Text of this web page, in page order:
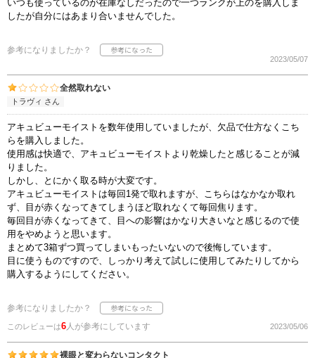
いつも使っているのが在庫なしだったので一つランクが上のを購入しま
したが自分にはあまり合いませんでした。
参考になりましたか？
2023/05/07
全然取れない
トラヴィ さん
アキュビューモイストを数年使用していましたが、欠品で仕方なくこち
らを購入しました。
使用感は快適で、アキュビューモイストより乾燥したと感じることが減
りました。
しかし、とにかく取る時が大変です。
アキュビューモイストは毎回1発で取れますが、こちらはなかなか取れ
ず、目が赤くなってきてしまうほど取れなくて毎回焦ります。
毎回目が赤くなってきて、目への影響はかなり大きいなと感じるので使
用をやめようと思います。
まとめて3箱ずつ買ってしまいもったいないので後悔しています。
目に使うものですので、しっかり考えて試しに使用してみたりしてから
購入するようにしてください。
参考になりましたか？
このレビューは6人が参考にしています 2023/05/06
裸眼と変わらないコンタクト